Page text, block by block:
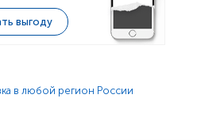
выгоду
в любой регион России